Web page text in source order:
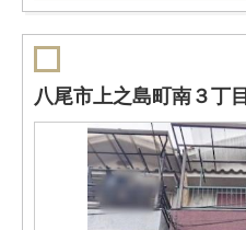
八尾市上之島町南３丁目